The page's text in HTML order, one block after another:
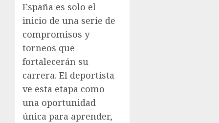
España es solo el
inicio de una serie de
compromisos y
torneos que
fortalecerán su
carrera. El deportista
ve esta etapa como
una oportunidad
única para aprender,